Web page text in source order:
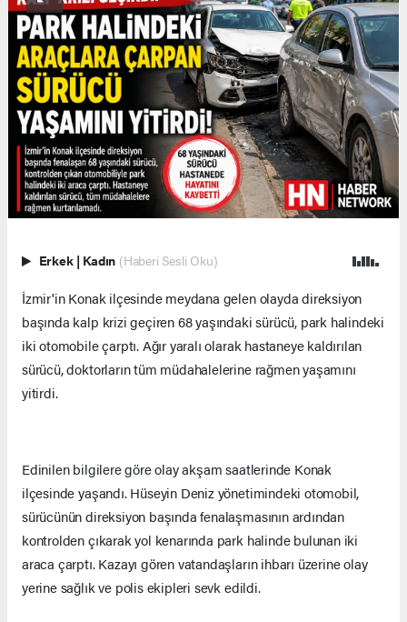
Erkek | Kadın (Haberi Sesli Oku)
İzmir'in Konak ilçesinde meydana gelen olayda direksiyon
başında kalp krizi geçiren 68 yaşındaki sürücü, park halindeki
iki otomobile çarptı. Ağır yaralı olarak hastaneye kaldırılan
sürücü, doktorların tüm müdahalelerine rağmen yaşamını
yitirdi.
Edinilen bilgilere göre olay akşam saatlerinde Konak
ilçesinde yaşandı. Hüseyin Deniz yönetimindeki otomobil,
sürücünün direksiyon başında fenalaşmasının ardından
kontrolden çıkarak yol kenarında park halinde bulunan iki
araca çarptı. Kazayı gören vatandaşların ihbarı üzerine olay
yerine sağlık ve polis ekipleri sevk edildi.